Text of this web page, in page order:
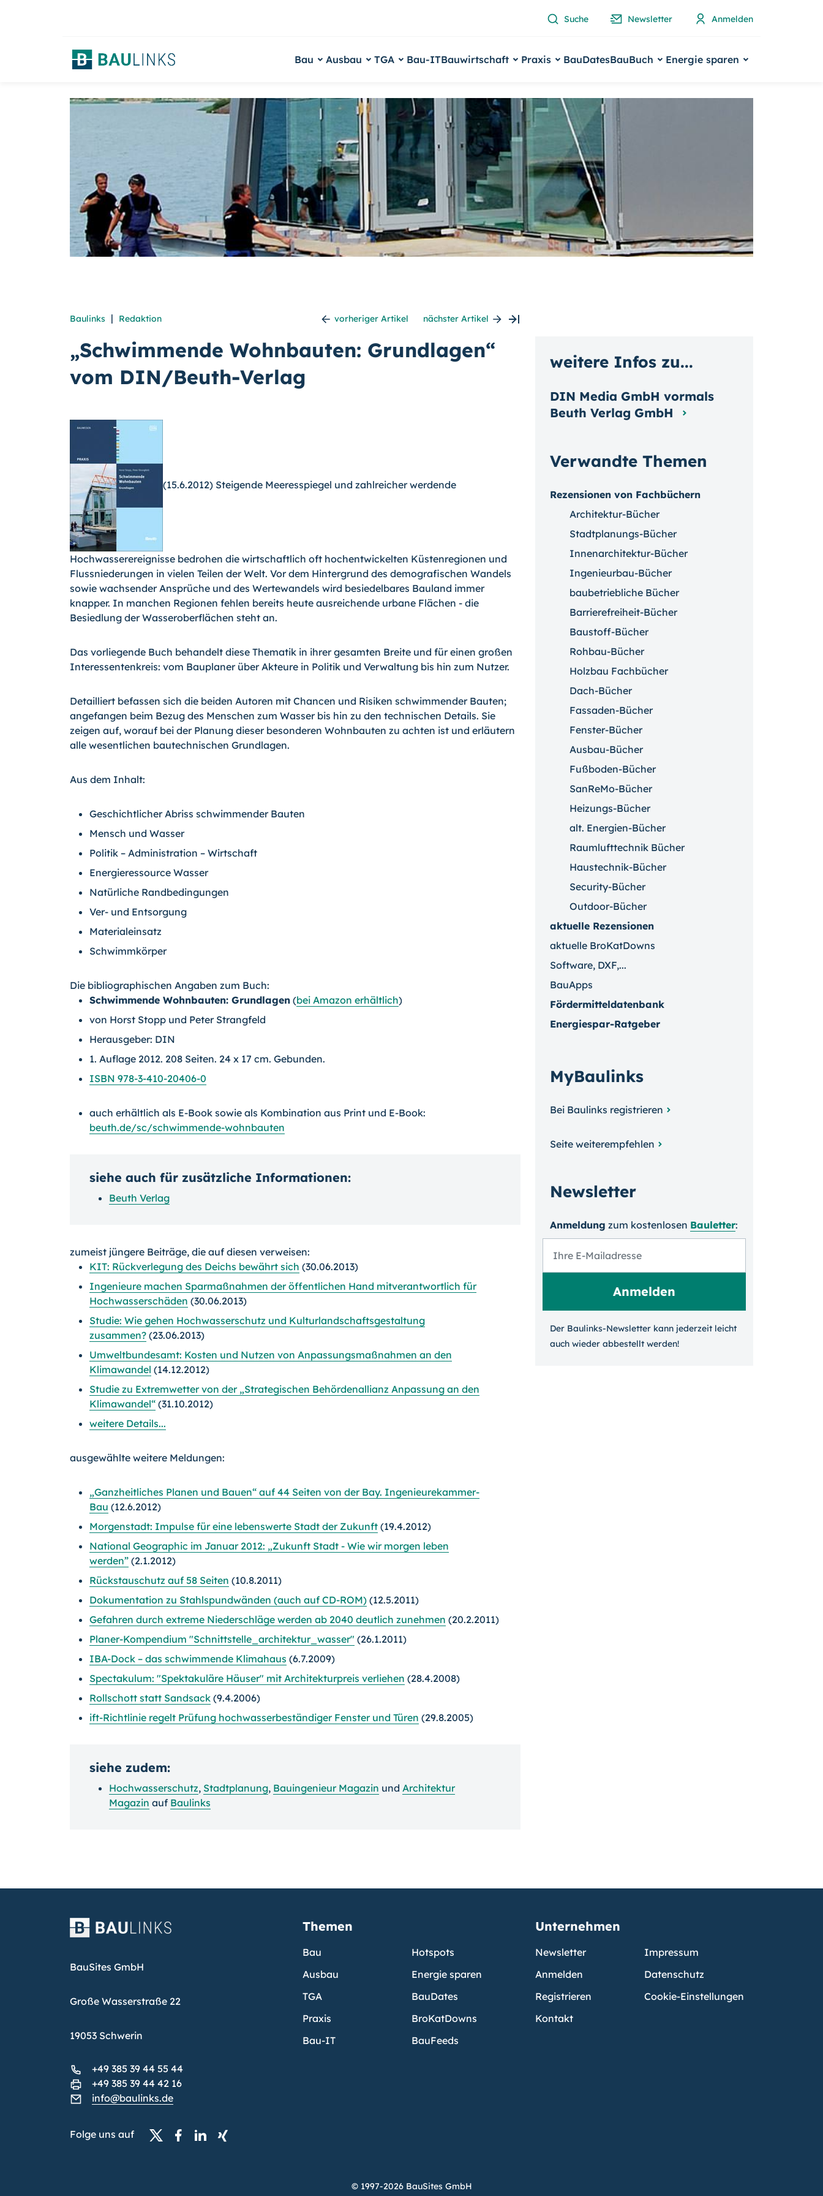
Suche Newsletter Anmelden
Bau Ausbau TGA Bau-ITBauwirtschaft Praxis BauDatesBauBuch Energie sparen
Baulinks | Redaktion vorheriger Artikel nächster Artikel
„Schwimmende Wohnbauten: Grundlagen“
vom DIN/Beuth-Verlag
(15.6.2012) Steigende Meeresspiegel und zahlreicher wer­dende
Hochwasserereignisse bedrohen die wirtschaftlich oft hochentwickelten Küstenregionen und
Flussniederungen in vielen Teilen der Welt. Vor dem Hintergrund des demografi­schen Wandels
sowie wachsender Ansprüche und des Werte­wandels wird besiedelbares Bauland immer
knapper. In man­chen Regionen fehlen bereits heute ausreichende urbane Flächen - die
Besiedlung der Wasseroberflächen steht an.
Das vorliegende Buch behandelt diese Thematik in ihrer ge­samten Breite und für einen großen
Interessentenkreis: vom Bauplaner über Akteure in Politik und Verwaltung bis hin zum Nutzer.
Detailliert befassen sich die beiden Autoren mit Chancen und Risiken schwimmender Bauten;
angefangen beim Bezug des Menschen zum Wasser bis hin zu den techni­schen Details. Sie
zeigen auf, worauf bei der Planung dieser besonderen Wohnbauten zu achten ist und erläutern
alle wesentlichen bautechnischen Grundlagen.
Aus dem Inhalt:
Geschichtlicher Abriss schwimmender Bauten
Mensch und Wasser
Politik – Administration – Wirtschaft
Energieressource Wasser
Natürliche Randbedingungen
Ver- und Entsorgung
Materialeinsatz
Schwimmkörper
Die bibliographischen Angaben zum Buch:
Schwimmende Wohnbauten: Grundlagen (bei Amazon erhältlich)
von Horst Stopp und Peter Strangfeld
Herausgeber: DIN
1. Auflage 2012. 208 Seiten. 24 x 17 cm. Gebunden.
ISBN 978-3-410-20406-0
auch erhältlich als E-Book sowie als Kombination aus Print und E-Book:
beuth.de/sc/schwimmende-wohnbauten
siehe auch für zusätzliche Informationen:
Beuth Verlag
zumeist jüngere Beiträge, die auf diesen verweisen:
KIT: Rückverlegung des Deichs bewährt sich (30.06.2013)
Ingenieure machen Sparmaßnahmen der öffentlichen Hand mitverantwortlich für
Hochwasserschäden (30.06.2013)
Studie: Wie gehen Hochwasserschutz und Kulturlandschaftsgestaltung
zusammen? (23.06.2013)
Umweltbundesamt: Kosten und Nutzen von Anpassungsmaßnahmen an den
Klimawandel (14.12.2012)
Studie zu Extremwetter von der „Strategischen Behördenallianz Anpassung an den
Klimawandel“ (31.10.2012)
weitere Details...
ausgewählte weitere Meldungen:
„Ganzheitliches Planen und Bauen“ auf 44 Seiten von der Bay. Ingenieurekammer-
Bau (12.6.2012)
Morgenstadt: Impulse für eine lebenswerte Stadt der Zukunft (19.4.2012)
National Geographic im Januar 2012: „Zukunft Stadt - Wie wir morgen leben
werden” (2.1.2012)
Rückstauschutz auf 58 Seiten (10.8.2011)
Dokumentation zu Stahlspundwänden (auch auf CD-ROM) (12.5.2011)
Gefahren durch extreme Niederschläge werden ab 2040 deutlich zunehmen (20.2.2011)
Planer-Kompendium "Schnittstelle_architektur_wasser" (26.1.2011)
IBA-Dock – das schwimmende Klimahaus (6.7.2009)
Spectakulum: "Spektakuläre Häuser" mit Architekturpreis verliehen (28.4.2008)
Rollschott statt Sandsack (9.4.2006)
ift-Richtlinie regelt Prüfung hochwasserbeständiger Fenster und Türen (29.8.2005)
siehe zudem:
Hochwasserschutz, Stadtplanung, Bauingenieur Magazin und Architektur
Magazin auf Baulinks
Verwandte Themen
Rezensionen von Fachbüchern
Architektur-Bücher
Stadtplanungs-Bücher
Innenarchitektur-Bücher
Ingenieurbau-Bücher
baubetriebliche Bücher
Barrierefreiheit-Bücher
Baustoff-Bücher
Rohbau-Bücher
Holzbau Fachbücher
Dach-Bücher
Fassaden-Bücher
Fenster-Bücher
Ausbau-Bücher
Fußboden-Bücher
SanReMo-Bücher
Heizungs-Bücher
alt. Energien-Bücher
Raumlufttechnik Bücher
Haustechnik-Bücher
Security-Bücher
Outdoor-Bücher
aktuelle Rezensionen
aktuelle BroKatDowns
Software, DXF,...
BauApps
Fördermitteldatenbank
Energiespar-Ratgeber
MyBaulinks
Bei Baulinks registrieren
Seite weiterempfehlen
Newsletter
Anmeldung zum kosten­losen Bauletter:
Der Baulinks-Newsletter kann jeder­zeit leicht
auch wieder ab­bestellt werden!
weitere Infos zu...
DIN Media GmbH vormals
Beuth Verlag GmbH
BauSites GmbH
Große Wasserstraße 22
19053 Schwerin
+49 385 39 44 55 44
+49 385 39 44 42 16
info@baulinks.de
Folge uns auf
Themen
Bau
Ausbau
TGA
Praxis
Bau-IT
Hotspots
Energie sparen
BauDates
BroKatDowns
BauFeeds
Unternehmen
Newsletter
Anmelden
Registrieren
Kontakt
Impressum
Datenschutz
Cookie-Einstellungen
© 1997-2026 BauSites GmbH